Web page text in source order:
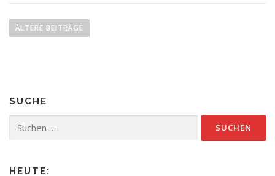
e
g
v
ÄLTERE BEITRÄGE
SUCHE
nach:
HEUTE: